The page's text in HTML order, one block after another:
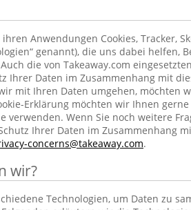
Anwendungen Cookies, Tracker,
genannt), die uns dabei helfen,
die von Takeaway.com
Ihrer Daten im Zusammenhang mit
mit Ihren Daten umgehen, möchten
Erklärung möchten wir Ihnen
Wenn Sie noch weitere
Ihrer Daten im Zusammenhang
concerns@takeaway.com.
wir?
Technologien, um Daten zu